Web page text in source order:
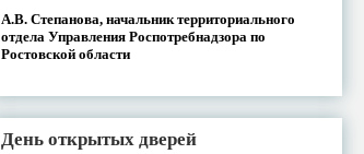
А.В. Степанова, начальник территориального
отдела Управления Роспотребнадзора по
Ростовской области
День открытых дверей